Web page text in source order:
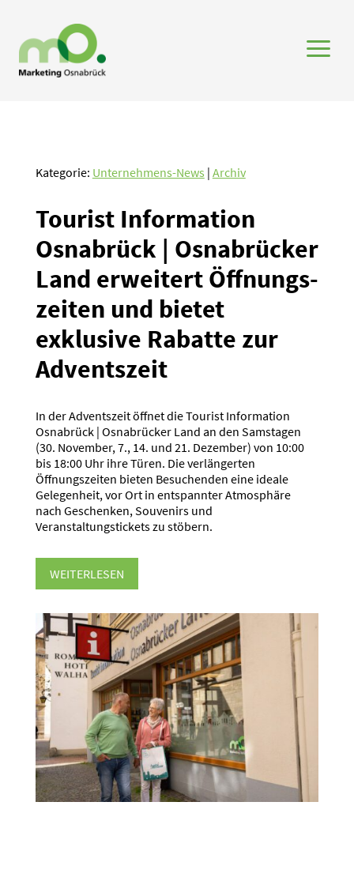
a
Kategorie: Unternehmens-News | Archiv
Tourist Infor­mation
Osnabrück | Osnabrücker
Land erweitert Öffnungs­
zeiten und bietet
exklusive Rabatte zur
Adventszeit
In der Adventszeit öffnet die Tourist Information
Osnabrück | Osnabrücker Land an den Samstagen
(30. November, 7., 14. und 21. Dezember) von 10:00
bis 18:00 Uhr ihre Türen. Die verlängerten
Öffnungszeiten bieten Besuchenden eine ideale
Gelegenheit, vor Ort in entspannter Atmosphäre
nach Geschenken, Souvenirs und
Veranstaltungstickets zu stöbern.
WEITERLESEN